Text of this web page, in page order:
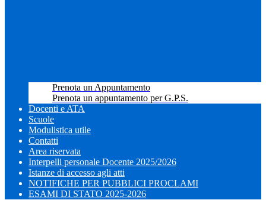
Prenota un Appuntamento
Prenota un appuntamento per G.P.S.
Docenti e ATA
Scuole
Modulistica utile
Contatti
Area riservata
Interpelli personale Docente 2025/2026
Istanze di accesso agli atti
NOTIFICHE PER PUBBLICI PROCLAMI
ESAMI DI STATO 2025-2026